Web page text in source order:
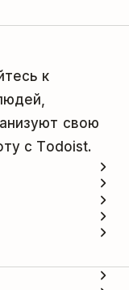
к
свою
с Todoist.